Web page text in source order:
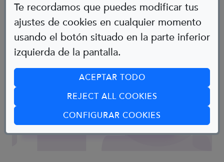
Te recordamos que puedes modificar tus
ajustes de cookies en cualquier momento
usando el botón situado en la parte inferior
izquierda de la pantalla.
ACEPTAR TODO
REJECT ALL COOKIES
CONFIGURAR COOKIES
Nacho Pista
Tennista